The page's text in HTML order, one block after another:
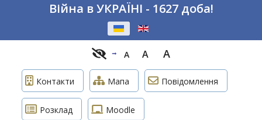
Війна в УКРАЇНІ - 1627 доба!
A A A
Контакти Мапа Повідомлення
Розклад Moodle